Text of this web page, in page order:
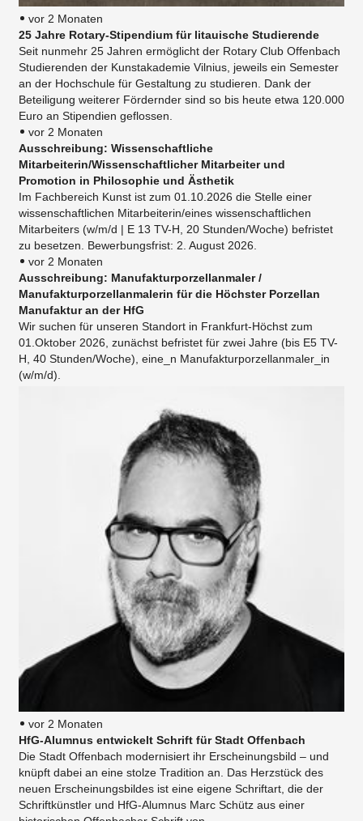
vor 2 Monaten
25 Jahre Rotary-Stipendium für litauische Studierende
Seit nunmehr 25 Jahren ermöglicht der Rotary Club Offenbach
Studierenden der Kunstakademie Vilnius, jeweils ein Semester
an der Hochschule für Gestaltung zu studieren. Dank der
Beteiligung weiterer Fördernder sind so bis heute etwa 120.000
Euro an Stipendien geflossen.
vor 2 Monaten
Ausschreibung: Wissenschaftliche
Mitarbeiterin/Wissenschaftlicher Mitarbeiter und
Promotion in Philosophie und Ästhetik
Im Fachbereich Kunst ist zum 01.10.2026 die Stelle einer
wissenschaftlichen Mitarbeiterin/eines wissenschaftlichen
Mitarbeiters (w/m/d | E 13 TV-H, 20 Stunden/Woche) befristet
zu besetzen. Bewerbungsfrist: 2. August 2026.
vor 2 Monaten
Ausschreibung: Manufakturporzellanmaler /
Manufakturporzellanmalerin für die Höchster Porzellan
Manufaktur an der HfG
Wir suchen für unseren Standort in Frankfurt-Höchst zum
01.Oktober 2026, zunächst befristet für zwei Jahre (bis E5 TV-
H, 40 Stunden/Woche), eine_n Manufakturporzellanmaler_in
(w/m/d).
vor 2 Monaten
HfG-Alumnus entwickelt Schrift für Stadt Offenbach
Die Stadt Offenbach modernisiert ihr Erscheinungsbild – und
knüpft dabei an eine stolze Tradition an. Das Herzstück des
neuen Erscheinungsbildes ist eine eigene Schriftart, die der
Schriftkünstler und HfG-Alumnus Marc Schütz aus einer